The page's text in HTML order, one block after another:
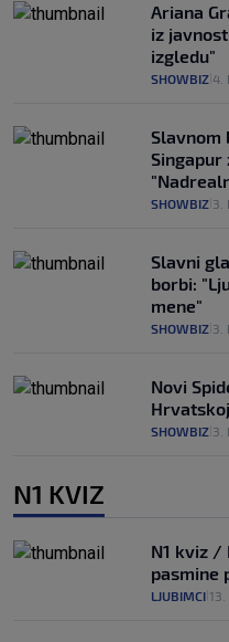
Ariana
iz
izgledu"
SHOWBIZ 4.
Slavnom
Singapur
SHOWBIZ 3.
Slavni
borbi:
mene"
SHOWBIZ 3.
Novi
Hrvatskoj
SHOWBIZ 3.
N1 KVIZ
N1 kviz /
pasmine
LJUBIMCI 13.